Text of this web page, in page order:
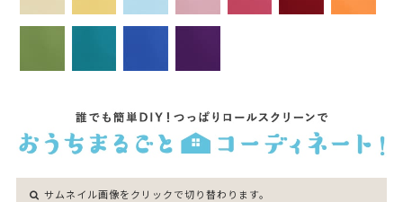
サムネイル画像をクリックで切り替わります。